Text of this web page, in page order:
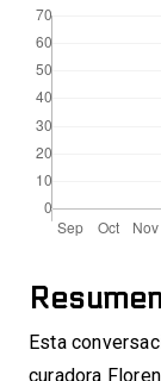
Esta
curadora